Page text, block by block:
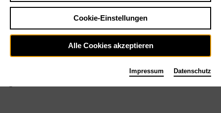
Cookie-Einstellungen
Alle Cookies akzeptieren
Impressum Datenschutz